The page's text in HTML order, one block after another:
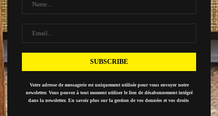
Votre adresse de messagerie est uniquement utilisée pour vous envoyer notre
newsletter. Vous pouvez à tout moment utiliser le lien de désabonnement intégré
dans la newsletter. En savoir plus sur la gestion de vos données et vos droits